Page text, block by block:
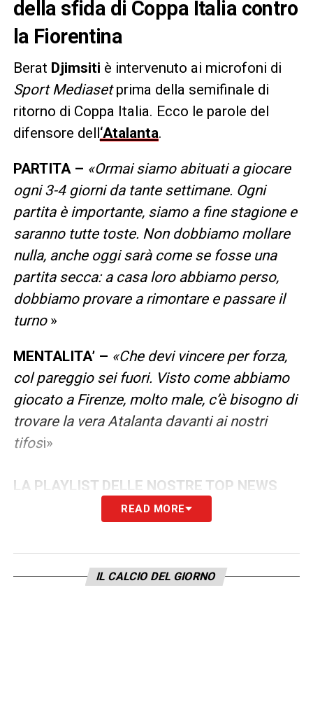
della sfida di Coppa Italia contro
la Fiorentina
Berat Djimsiti è intervenuto ai microfoni di
Sport Mediasetprima della semifinale di
ritorno di Coppa Italia. Ecco le parole del
difensore dell‘Atalanta.
PARTITA – «Ormai siamo abituati a giocare
ogni 3-4 giorni da tante settimane. Ogni
partita è importante, siamo a fine stagione e
saranno tutte toste. Non dobbiamo mollare
nulla, anche oggi sarà come se fosse una
partita secca: a casa loro abbiamo perso,
dobbiamo provare a rimontare e passare il
turno»
MENTALITA’ – «Che devi vincere per forza,
col pareggio sei fuori. Visto come abbiamo
giocato a Firenze, molto male, c’è bisogno di
trovare la vera Atalanta davanti ai nostri
tifosi»
LA PLAYLIST DELLE NOSTRE TOP NEWS
READ MORE
IL CALCIO DEL GIORNO